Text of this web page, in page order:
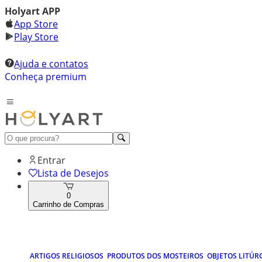
Holyart APP
App Store
Play Store
Ajuda e contatos
Conheça premium
Entrar
Lista de Desejos
0
Carrinho de Compras
ARTIGOS RELIGIOSOS PRODUTOS DOS MOSTEIROS OBJETOS